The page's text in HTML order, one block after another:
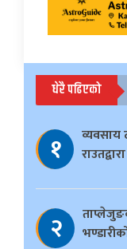
धेरै पढिएको
१
व्यवसाय
२